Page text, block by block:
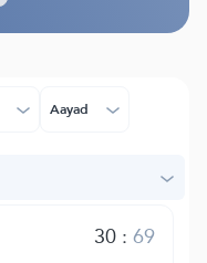
Aayad
30:69